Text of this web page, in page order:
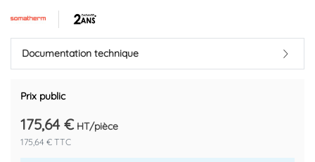
Code EAN : 3383951126355
Documentation technique
Prix public
175,64 € HT/pièce
175,64 € TTC